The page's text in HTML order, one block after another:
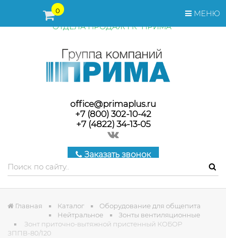
МЕНЮ
0
ПЕРЕД ОФОРМЛЕНИЕМ ЗАКАЗА, СТОИМОСТЬ И СРОКИ
ПОСТАВКИ ТОВАРА УТОЧНЯЙТЕ У МЕНЕДЖЕРОВ
ОТДЕЛА ПРОДАЖ ГК "ПРИМА"
office@primaplus.ru
+7 (800) 302-10-42
+7 (4822) 34-13-05
Заказать звонок
Главная Каталог
Оборудование для общепита
Нейтральное
Зонты вентиляционные
Зонт приточно-вытяжной пристенный КОБОР
ЗППВ-80/120